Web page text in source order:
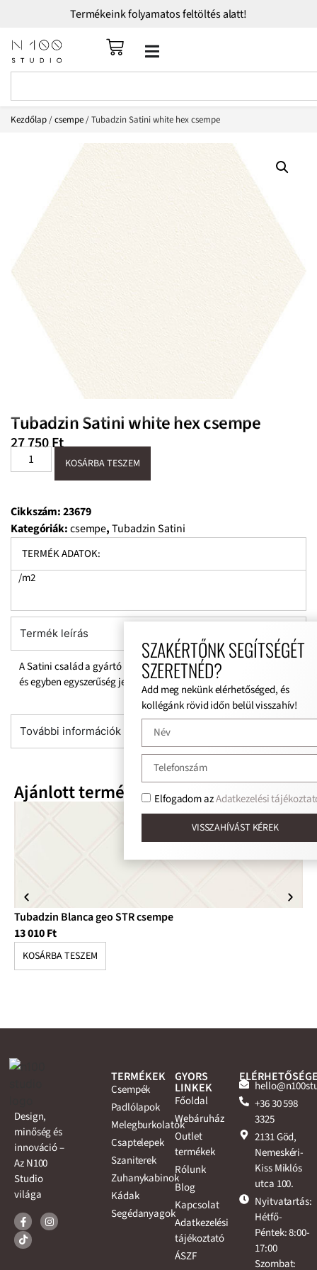
Termékeink folyamatos feltöltés alatt!
Kezdőlap/csempe/ Tubadzin Satini white hex csempe
Tubadzin Satini white hex csempe
27 750Ft
KOSÁRBA TESZEM
Cikkszám:23679
Kategóriák:csempe,Tubadzin Satini
TERMÉK ADATOK:
/m2
Termék leírás
A Satini család a gyártó új innovációja. Különleges formavilág
és egyben egyszerűség jellemzi.
További információk
Ajánlott termékek
Tubadzin Blanca geo STR csempe
13 010Ft
KOSÁRBA TESZEM
Design,
minőség és
innováció –
Az N100
Studio
világa
TERMÉKEK
Csempék
Padlólapok
Melegburkolatok
Csaptelepek
Szaniterek
Zuhanykabinok
Kádak
Segédanyagok
GYORS
LINKEK
Főoldal
Webáruház
Outlet
termékek
Rólunk
Blog
Kapcsolat
Adatkezelési
tájékoztató
ÁSZF
+36 30 598
3325
2131 Göd,
Nemeskéri-
Kiss Miklós
utca 100.
Nyitvatartás:
Hétfő-
Péntek: 8:00-
17:00
Szombat:
SZAKÉRTŐNK SEGÍTSÉGÉT
SZERETNÉD?
Add meg nekünk elérhetőséged, és
kollégánk rövid időn belül visszahív!
Elfogadom azAdatkezelési
VISSZAHÍVÁST KÉREK